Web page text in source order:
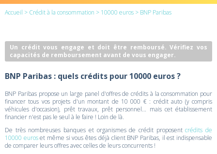
Accueil > Crédit à la consommation > 10000 euros > BNP Paribas
Un crédit vous engage et doit être remboursé. Vérifiez vos
capacités de remboursement avant de vous engager.
BNP Paribas : quels crédits pour 10000 euros ?
BNP Paribas propose un large panel d'offres de crédits à la consommation pour
financer tous vos projets d'un montant de 10 000 € : crédit auto (y compris
véhicules d'occasion), prêt travaux, prêt personnel... mais cet établissement
financier n'est pas le seul à le faire ! Loin de là.
De très nombreuses banques et organismes de crédit proposentcrédits de
10000 euroset même si vous êtes déjà client BNP Paribas, il est indispensable
de comparer leurs offres avec celles de leurs concurrents !